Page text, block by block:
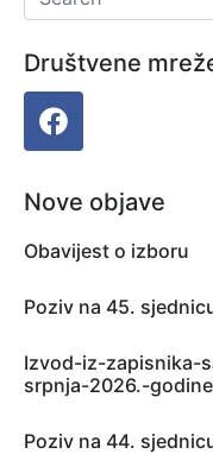
Društvene
Nove objave
Obavijest o izboru
Poziv na 45.
Izvod-iz-zapisnika-
srpnja-2026.-godine
Poziv na 44.